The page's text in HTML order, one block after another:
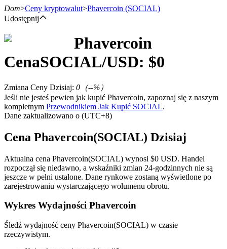
Kontrakty futures wykorzystujące USDT jako zabezpieczenie
Dom>Ceny kryptowalut>Phavercoin (SOCIAL)
Udostępnij
Phavercoin
CenaSOCIAL/USD: $0
Zmiana Ceny Dzisiaj: 0 （--%）
Jeśli nie jesteś pewien jak kupić Phavercoin, zapoznaj się z naszym
kompletnym Przewodnikiem Jak Kupić SOCIAL.
Dane zaktualizowano o (UTC+8)
Cena Phavercoin(SOCIAL) Dzisiaj
Aktualna cena Phavercoin(SOCIAL) wynosi $0 USD. Handel
rozpoczął się niedawno, a wskaźniki zmian 24-godzinnych nie są
jeszcze w pełni ustalone. Dane rynkowe zostaną wyświetlone po
zarejestrowaniu wystarczającego wolumenu obrotu.
Wykres Wydajności Phavercoin
Śledź wydajność ceny Phavercoin(SOCIAL) w czasie
rzeczywistym.